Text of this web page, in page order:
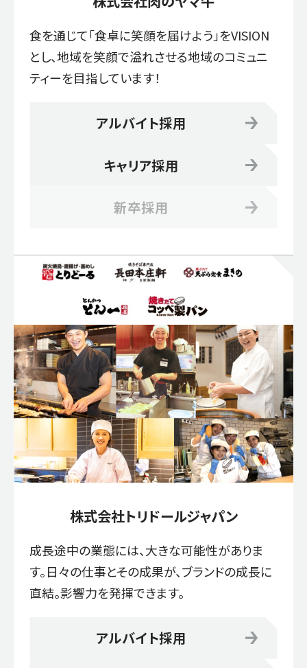
食を通じて「食卓に笑顔を届けよう」をVISION
とし、地域を笑顔で溢れさせる地域のコミュニ
ティーを目指しています！
アルバイト採用
キャリア採用
新卒採用
株式会社トリドールジャパン
成長途中の業態には、大きな可能性がありま
す。日々の仕事とその成果が、ブランドの成長に
直結。影響力を発揮できます。
アルバイト採用